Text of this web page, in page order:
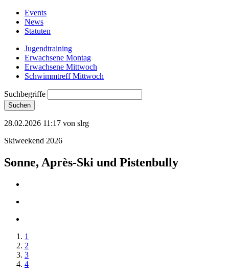
Events
News
Statuten
Jugendtraining
Erwachsene Montag
Erwachsene Mittwoch
Schwimmtreff Mittwoch
Suchbegriffe
Suchen
28.02.2026 11:17 von slrg
Skiweekend 2026
Sonne, Après-Ski und Pistenbully
1
2
3
4